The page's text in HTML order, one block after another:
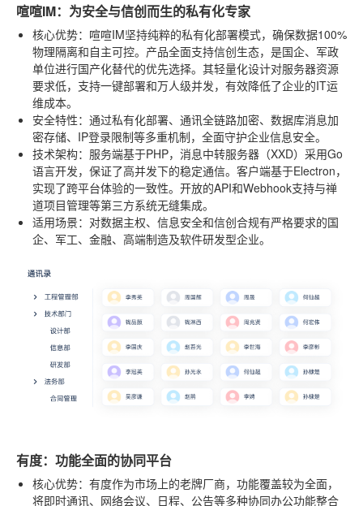
喧喧IM：为安全与信创而生的私有化专家
核心优势：喧喧IM坚持纯粹的私有化部署模式，确保数据100%
物理隔离和自主可控。产品全面支持信创生态，是国企、军政
单位进行国产化替代的优先选择。其轻量化设计对服务器资源
要求低，支持一键部署和万人级并发，有效降低了企业的IT运
维成本。
安全特性：通过私有化部署、通讯全链路加密、数据库消息加
密存储、IP登录限制等多重机制，全面守护企业信息安全。
技术架构：服务端基于PHP，消息中转服务器（XXD）采用Go
语言开发，保证了高并发下的稳定通信。客户端基于Electron，
实现了跨平台体验的一致性。开放的API和Webhook支持与禅
道项目管理等第三方系统无缝集成。
适用场景：对数据主权、信息安全和信创合规有严格要求的国
企、军工、金融、高端制造及软件研发型企业。
有度：功能全面的协同平台
核心优势：有度作为市场上的老牌厂商，功能覆盖较为全面，
将即时通讯、网络会议、日程、公告等多种协同办公功能整合